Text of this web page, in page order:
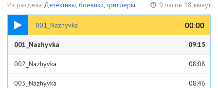
Из раздела Детективы, боевики, триллеры 9 часов 18 минут
001_Nazhyvka 00:00
00:00
09:15
001_Nazhyvka 09:15
002_Nazhyvka 08:08
003_Nazhyvka 08:46